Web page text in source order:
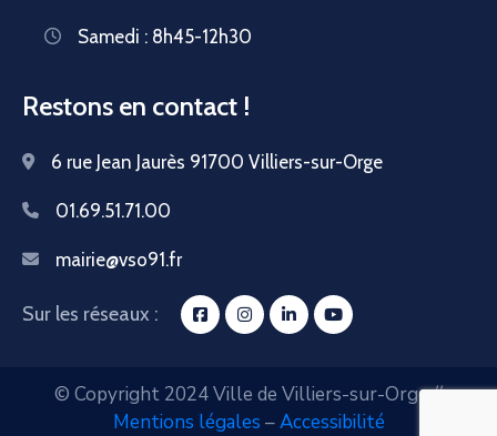
Samedi : 8h45-12h30
Restons en contact !
6 rue Jean Jaurès 91700 Villiers-sur-Orge
01.69.51.71.00
mairie@vso91.fr
Sur les réseaux :
© Copyright 2024 Ville de Villiers-sur-Orge //
Mentions légales –Accessibilité